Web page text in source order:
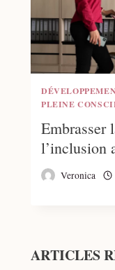
PLEINE
Embrasser
l’inclusion
Veronica
ARTICLES